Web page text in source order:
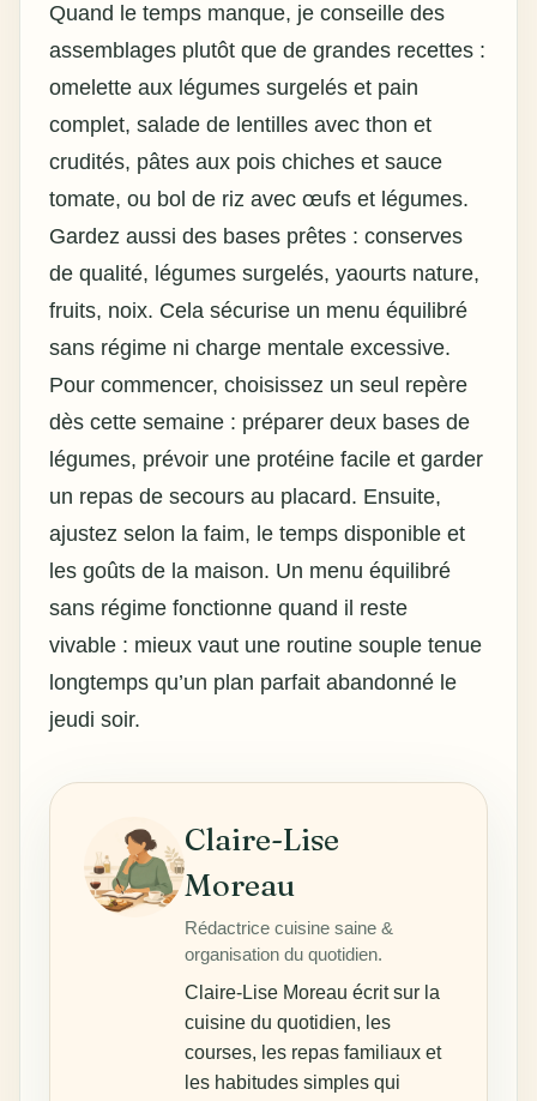
Quand le temps manque, je conseille des
assemblages plutôt que de grandes recettes :
omelette aux légumes surgelés et pain
complet, salade de lentilles avec thon et
crudités, pâtes aux pois chiches et sauce
tomate, ou bol de riz avec œufs et légumes.
Gardez aussi des bases prêtes : conserves
de qualité, légumes surgelés, yaourts nature,
fruits, noix. Cela sécurise un menu équilibré
sans régime ni charge mentale excessive.
Pour commencer, choisissez un seul repère
dès cette semaine : préparer deux bases de
légumes, prévoir une protéine facile et garder
un repas de secours au placard. Ensuite,
ajustez selon la faim, le temps disponible et
les goûts de la maison. Un menu équilibré
sans régime fonctionne quand il reste
vivable : mieux vaut une routine souple tenue
longtemps qu’un plan parfait abandonné le
jeudi soir.
Claire-Lise
Moreau
Rédactrice cuisine saine &
organisation du quotidien.
Claire-Lise Moreau écrit sur la
cuisine du quotidien, les
courses, les repas familiaux et
les habitudes simples qui